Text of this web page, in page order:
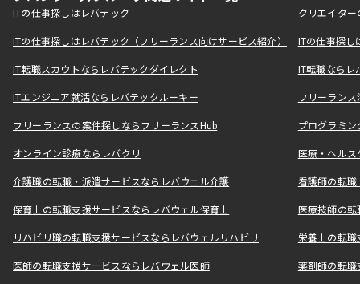
ITの仕事探しはレバテック クリエイタ
ITの仕事探しはレバテック（フリーランス向けサービス紹介） ITの仕事探
IT転職スカウトならレバテックダイレクト IT転職なら
ITエンジニア就活ならレバテックルーキー フリーラン
フリーランスの案件探しならフリーランスHub プログラミ
オンライン診療ならレバクリ 医療・ヘル
介護職の転職・派遣サービスならレバウェル介護 看護師の転
保育士の転職支援サービスならレバウェル保育士 医療技師の
リハビリ職の転職支援サービスならレバウェルリハビリ 栄養士の転
医師の転職支援サービスならレバウェル医師 薬剤師の転